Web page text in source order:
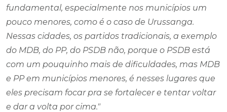
fundamental, especialmente nos municípios um
pouco menores, como é o caso de Urussanga.
Nessas cidades, os partidos tradicionais, a exemplo
do MDB, do PP, do PSDB não, porque o PSDB está
com um pouquinho mais de dificuldades, mas MDB
e PP em municípios menores, é nesses lugares que
eles precisam focar pra se fortalecer e tentar voltar
e dar a volta por cima."